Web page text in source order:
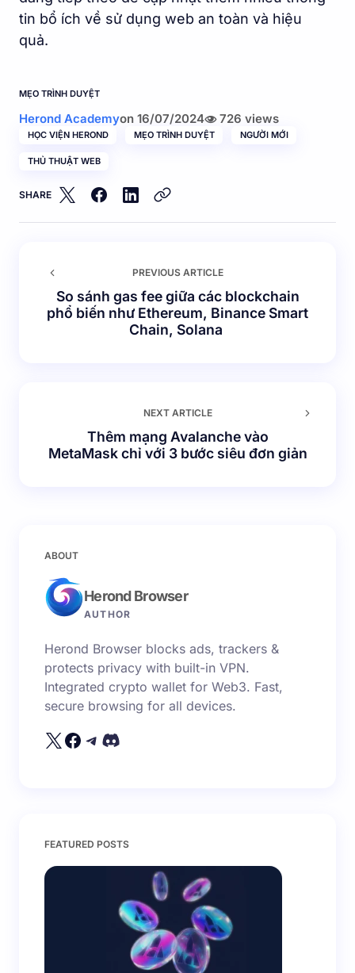
tin bổ ích về sử dụng web an toàn và hiệu
quả.
MẸO TRÌNH DUYỆT
Herond Academyon 16/07/2024 726 views
HỌC VIỆN HEROND MẸO TRÌNH DUYỆT NGƯỜI MỚI
THỦ THUẬT WEB
SHARE
PREVIOUS ARTICLE
So sánh gas fee giữa các blockchain
phổ biến như Ethereum, Binance Smart
Chain, Solana
NEXT ARTICLE
Thêm mạng Avalanche vào
MetaMask chỉ với 3 bước siêu đơn giản
ABOUT
Herond Browser
AUTHOR
Herond Browser blocks ads, trackers &
protects privacy with built-in VPN.
Integrated crypto wallet for Web3. Fast,
secure browsing for all devices.
FEATURED POSTS